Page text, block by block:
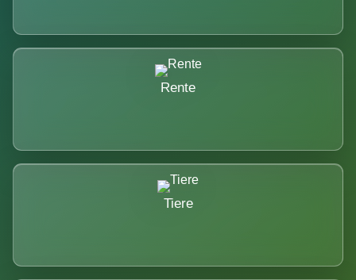
Rente
Tiere